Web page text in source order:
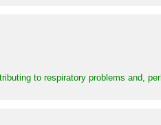
to respiratory problems and,